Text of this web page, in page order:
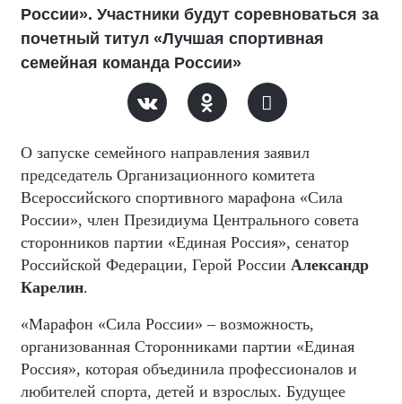
России». Участники будут соревноваться за
почетный титул «Лучшая спортивная
семейная команда России»
О запуске семейного направления заявил
председатель Организационного комитета
Всероссийского спортивного марафона «Сила
России», член Президиума Центрального совета
сторонников партии «Единая Россия», сенатор
Российской Федерации, Герой России Александр
Карелин.
«Марафон «Сила России» – возможность,
организованная Сторонниками партии «Единая
Россия», которая объединила профессионалов и
любителей спорта, детей и взрослых. Будущее